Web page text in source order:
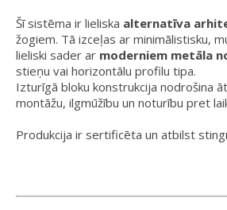
Šī sistēma ir lieliska alternatīva
žogiem. Tā izceļas ar minimālistisku,
lieliski sader ar moderniem metāla
stieņu vai horizontālu profilu tipa.
Izturīgā bloku konstrukcija nodrošina
montāžu, ilgmūžību un noturību pret
Produkcija ir sertificēta un atbilst